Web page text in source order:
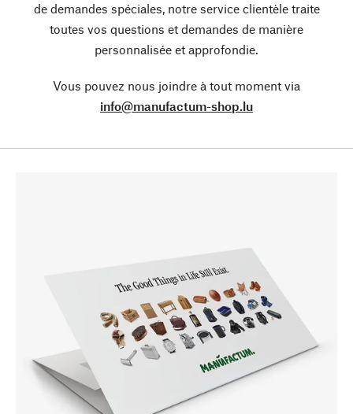
de demandes spéciales, notre service clientèle traite
toutes vos questions et demandes de manière
personnalisée et approfondie.
Vous pouvez nous joindre à tout moment via
info@manufactum-shop.lu